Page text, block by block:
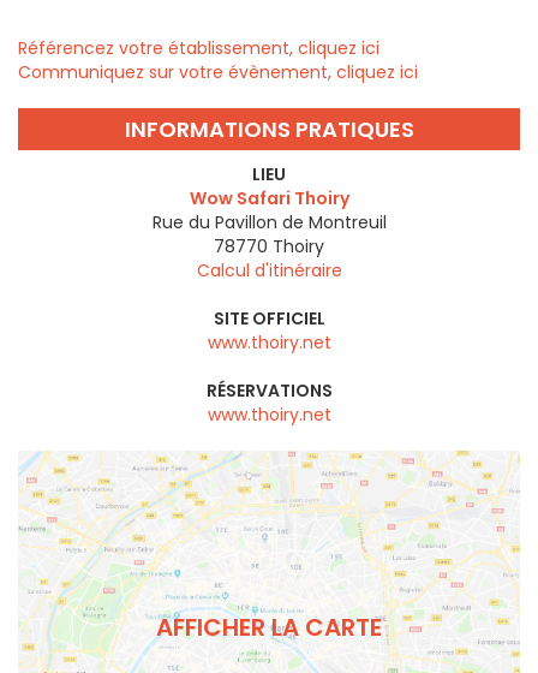
Référencez votre établissement, cliquez ici
Communiquez sur votre évènement, cliquez ici
INFORMATIONS PRATIQUES
LIEU
Wow Safari Thoiry
Rue du Pavillon de Montreuil
78770 Thoiry
Calcul d'itinéraire
SITE OFFICIEL
www.thoiry.net
RÉSERVATIONS
www.thoiry.net
AFFICHER LA CARTE